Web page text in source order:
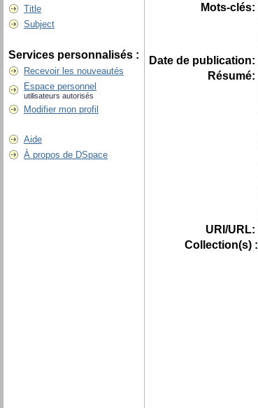
Title
Subject
Services personnalisés :
Recevoir les nouveautés
Espace personnel
utilisateurs autorisés
Modifier mon profil
Aide
À propos de DSpace
Mots-clés:
Date de publication:
Résumé:
URI/URL:
Collection(s) :